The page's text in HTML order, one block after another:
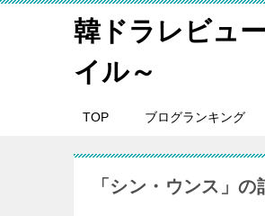
韓ドラレビュ
イル～
TOP ブログランキング
「シン・ウンス」の